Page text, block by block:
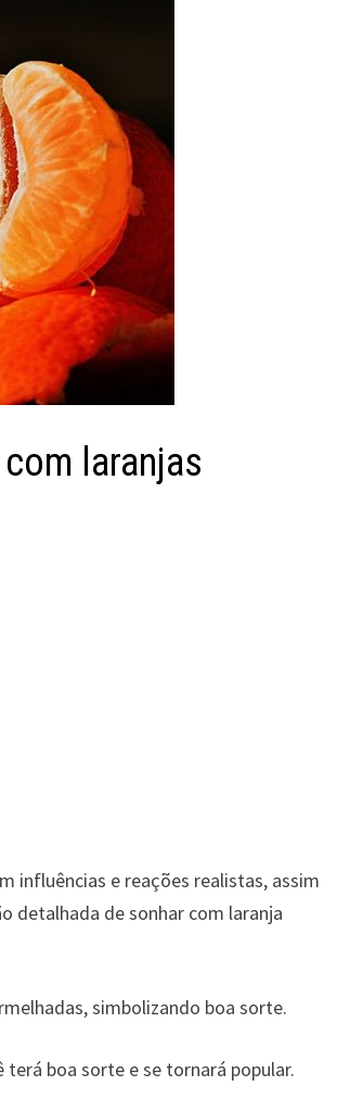
laranjas
influências e reações realistas, assim
detalhada de sonhar com laranja
simbolizando boa sorte.
terá boa sorte e se tornará popular.